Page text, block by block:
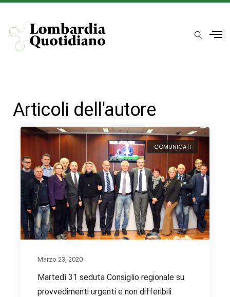
Articoli dell'autore
COMUNICATI
Marzo 23, 2020
Martedì 31 seduta Consiglio regionale su
provvedimenti urgenti e non differibili